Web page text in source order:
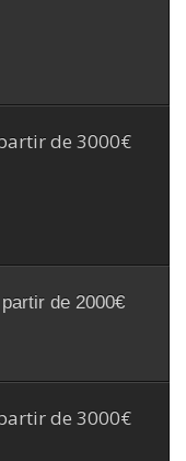
de 3000€
de 2000€
de 3000€